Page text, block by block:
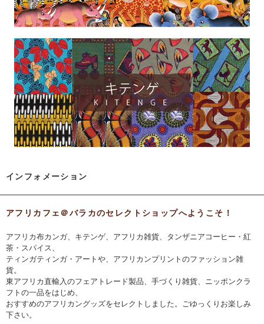
インフォメーション
アフリカフェ＠バラカのセレクトショップへようこそ！
アフリカ布カンガ、キテンゲ、アフリカ雑貨、タンザニアコーヒー・紅
茶・スパイス、
ティンガティンガ・アートや、アフリカンプリントのファッション雑
貨。
東アフリカ直輸入のフェアトレード製品、手づくり雑貨、ニッポンクラ
フトの一品をはじめ、
おすすめのアフリカングッズをセレクトしました。ごゆっくりお楽しみ
下さい。